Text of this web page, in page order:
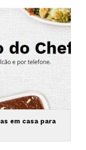
em casa para